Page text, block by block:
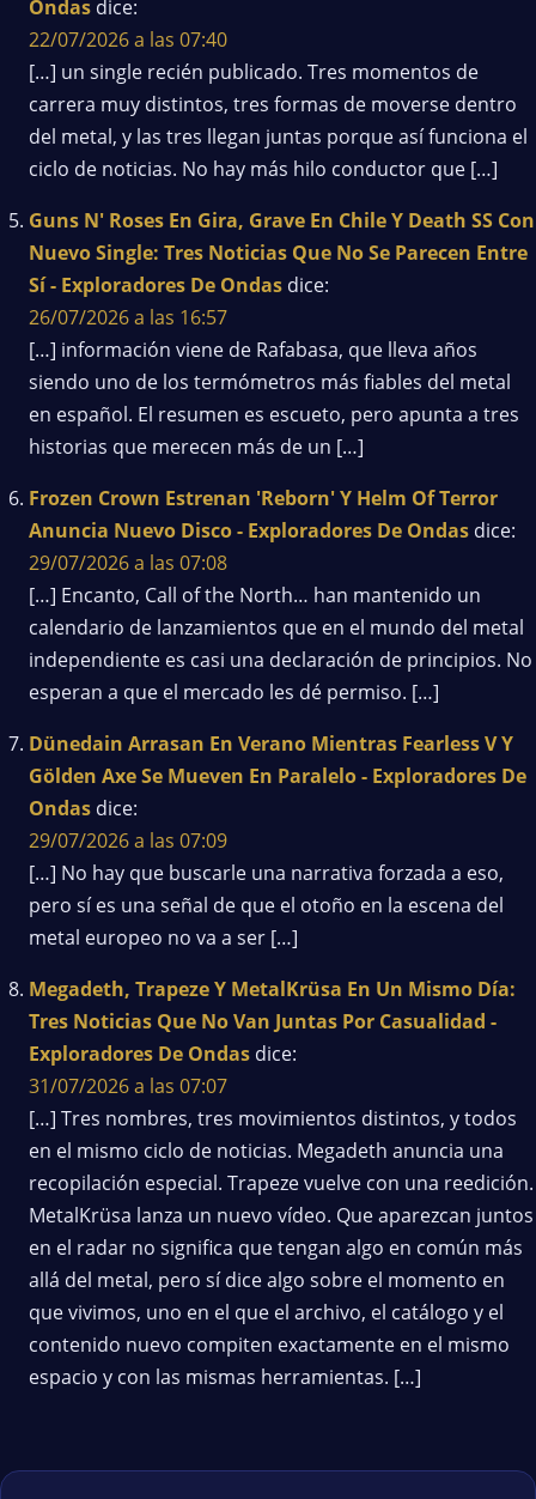
Ondas dice:
22/07/2026 a las 07:40
[…] un single recién publicado. Tres momentos de
carrera muy distintos, tres formas de moverse dentro
del metal, y las tres llegan juntas porque así funciona el
ciclo de noticias. No hay más hilo conductor que […]
Guns N' Roses En Gira, Grave En Chile Y Death SS Con
Nuevo Single: Tres Noticias Que No Se Parecen Entre
Sí - Exploradores De Ondas dice:
26/07/2026 a las 16:57
[…] información viene de Rafabasa, que lleva años
siendo uno de los termómetros más fiables del metal
en español. El resumen es escueto, pero apunta a tres
historias que merecen más de un […]
Frozen Crown Estrenan 'Reborn' Y Helm Of Terror
Anuncia Nuevo Disco - Exploradores De Ondas dice:
29/07/2026 a las 07:08
[…] Encanto, Call of the North… han mantenido un
calendario de lanzamientos que en el mundo del metal
independiente es casi una declaración de principios. No
esperan a que el mercado les dé permiso. […]
Dünedain Arrasan En Verano Mientras Fearless V Y
Gölden Axe Se Mueven En Paralelo - Exploradores De
Ondas dice:
29/07/2026 a las 07:09
[…] No hay que buscarle una narrativa forzada a eso,
pero sí es una señal de que el otoño en la escena del
metal europeo no va a ser […]
Megadeth, Trapeze Y MetalKrüsa En Un Mismo Día:
Tres Noticias Que No Van Juntas Por Casualidad -
Exploradores De Ondas dice:
31/07/2026 a las 07:07
[…] Tres nombres, tres movimientos distintos, y todos
en el mismo ciclo de noticias. Megadeth anuncia una
recopilación especial. Trapeze vuelve con una reedición.
MetalKrüsa lanza un nuevo vídeo. Que aparezcan juntos
en el radar no significa que tengan algo en común más
allá del metal, pero sí dice algo sobre el momento en
que vivimos, uno en el que el archivo, el catálogo y el
contenido nuevo compiten exactamente en el mismo
espacio y con las mismas herramientas. […]